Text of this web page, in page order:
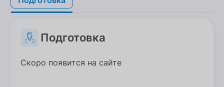
Подготовка
Скоро появится на сайте